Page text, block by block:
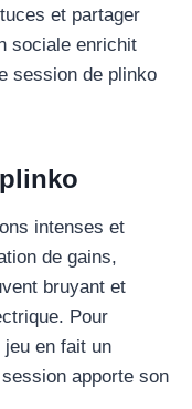
et partager
sociale enrichit
session de plinko
intenses et
de gains,
bruyant et
Pour
jeu en fait un
apporte son